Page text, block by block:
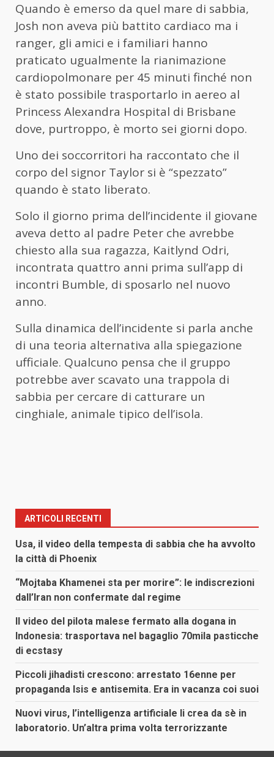
Quando è emerso da quel mare di sabbia,
Josh non aveva più battito cardiaco ma i
ranger, gli amici e i familiari hanno
praticato ugualmente la rianimazione
cardiopolmonare per 45 minuti finché non
è stato possibile trasportarlo in aereo al
Princess Alexandra Hospital di Brisbane
dove, purtroppo, è morto sei giorni dopo.
Uno dei soccorritori ha raccontato che il
corpo del signor Taylor si è “spezzato”
quando è stato liberato.
Solo il giorno prima dell’incidente il giovane
aveva detto al padre Peter che avrebbe
chiesto alla sua ragazza, Kaitlynd Odri,
incontrata quattro anni prima sull’app di
incontri Bumble, di sposarlo nel nuovo
anno.
Sulla dinamica dell’incidente si parla anche
di una teoria alternativa alla spiegazione
ufficiale. Qualcuno pensa che il gruppo
potrebbe aver scavato una trappola di
sabbia per cercare di catturare un
cinghiale, animale tipico dell’isola.
ARTICOLI RECENTI
Usa, il video della tempesta di sabbia che ha avvolto
la città di Phoenix
“Mojtaba Khamenei sta per morire”: le indiscrezioni
dall’Iran non confermate dal regime
Il video del pilota malese fermato alla dogana in
Indonesia: trasportava nel bagaglio 70mila pasticche
di ecstasy
Piccoli jihadisti crescono: arrestato 16enne per
propaganda Isis e antisemita. Era in vacanza coi suoi
Nuovi virus, l’intelligenza artificiale li crea da sè in
laboratorio. Un’altra prima volta terrorizzante